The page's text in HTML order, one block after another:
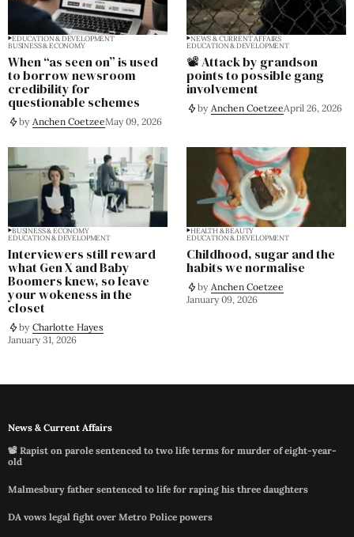
EDUCATION & DEVELOPMENT
BUSINESS & ECONOMY
When “as seen on” is used
to borrow newsroom
credibility for
questionable schemes
by Anchen CoetzeeMay 09, 2026
NEWS & CURRENT AFFAIRS
EDUCATION & DEVELOPMENT
📽️ Attack by grandson
points to possible gang
involvement
by Anchen CoetzeeApril 26, 2026
BUSINESS & ECONOMY
EDUCATION & DEVELOPMENT
Interviewers still reward
what Gen X and Baby
Boomers knew, so leave
your wokeness in the
closet
by Charlotte Hayes
January 31, 2026
HEALTH & BEAUTY
EDUCATION & DEVELOPMENT
Childhood, sugar and the
habits we normalise
by Anchen Coetzee
January 09, 2026
News & Current Affairs
📽️ Rapist on parole sentenced to two life terms for murder of eight-year-
old
Malmesbury father sentenced to life for raping his three daughters
DA vows legal fight over Metro Police powers